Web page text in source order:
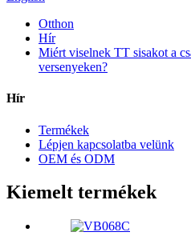
Otthon
Hír
Miért viselnek TT sisakot a
versenyeken?
Hír
Termékek
Lépjen kapcsolatba velünk
OEM és ODM
Kiemelt termékek